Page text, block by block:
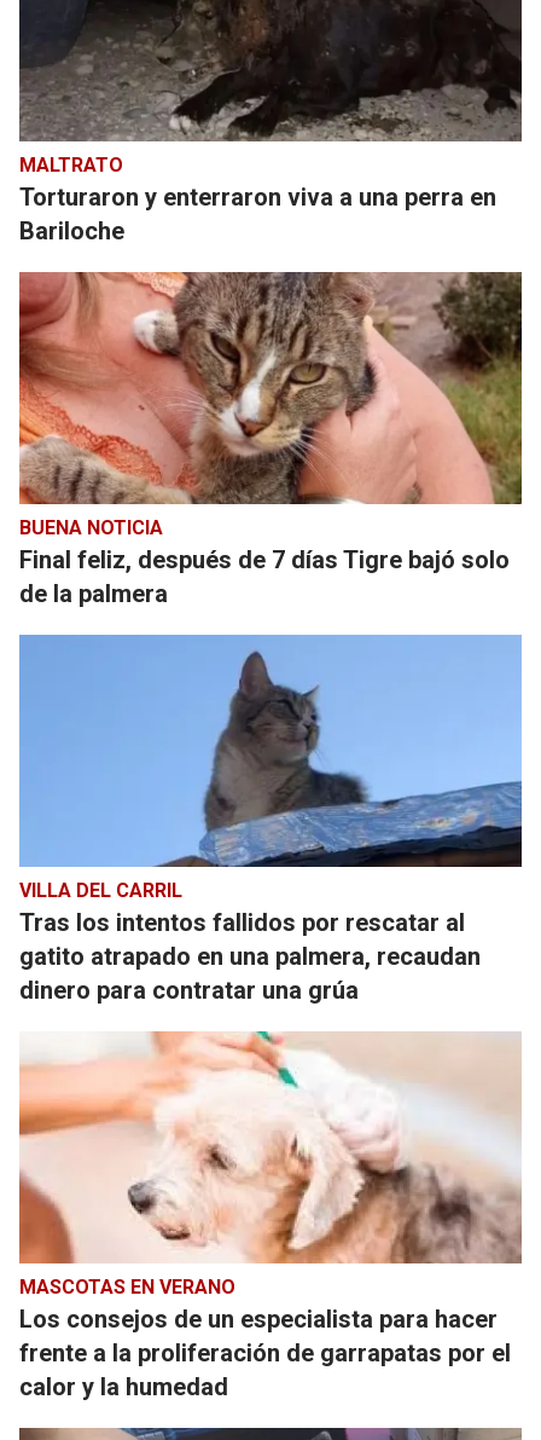
MALTRATO
Torturaron y enterraron viva a una perra en
Bariloche
BUENA NOTICIA
Final feliz, después de 7 días Tigre bajó solo
de la palmera
VILLA DEL CARRIL
Tras los intentos fallidos por rescatar al
gatito atrapado en una palmera, recaudan
dinero para contratar una grúa
MASCOTAS EN VERANO
Los consejos de un especialista para hacer
frente a la proliferación de garrapatas por el
calor y la humedad